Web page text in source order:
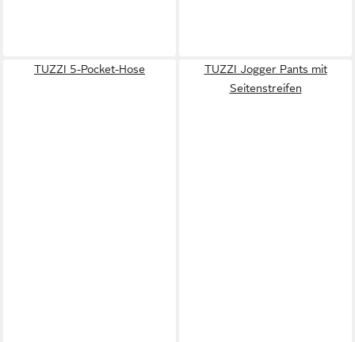
TUZZI 5-Pocket-Hose
TUZZI Jogger Pants mit
Seitenstreifen